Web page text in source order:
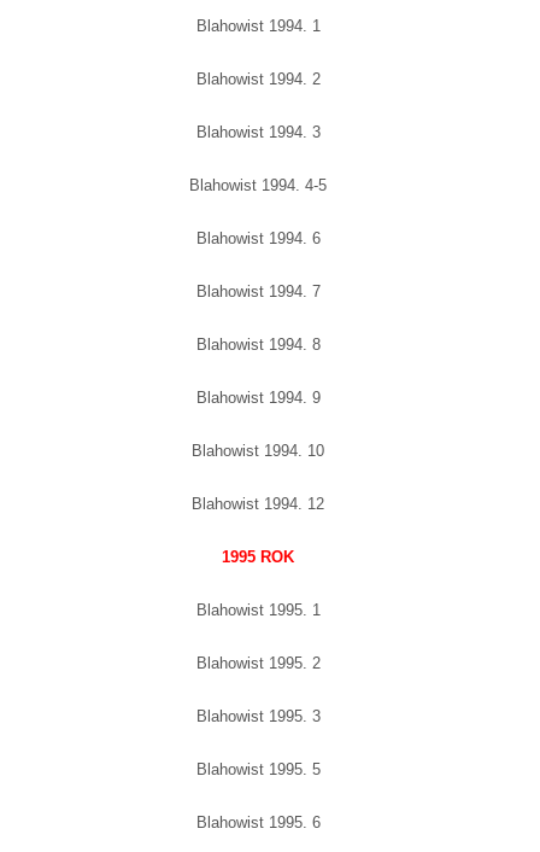
Blahowist 1994. 1
Blahowist 1994. 2
Blahowist 1994. 3
Blahowist 1994. 4-5
Blahowist 1994. 6
Blahowist 1994. 7
Blahowist 1994. 8
Blahowist 1994. 9
Blahowist 1994. 10
Blahowist 1994. 12
1995 ROK
Blahowist 1995. 1
Blahowist 1995. 2
Blahowist 1995. 3
Blahowist 1995. 5
Blahowist 1995. 6